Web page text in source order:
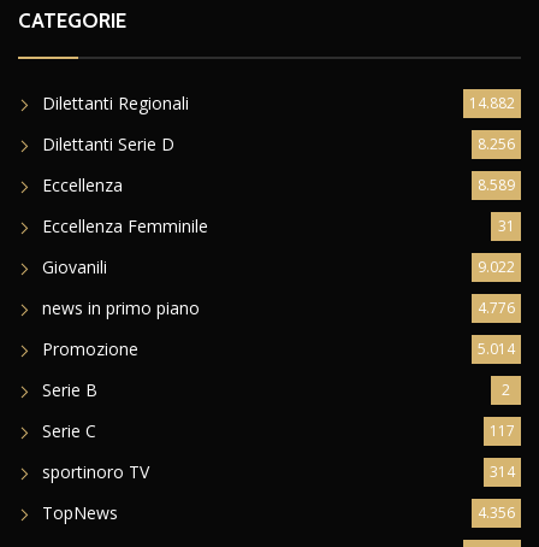
CATEGORIE
Dilettanti Regionali 14.882
Dilettanti Serie D 8.256
Eccellenza 8.589
Eccellenza Femminile 31
Giovanili 9.022
news in primo piano 4.776
Promozione 5.014
Serie B 2
Serie C 117
sportinoro TV 314
TopNews 4.356